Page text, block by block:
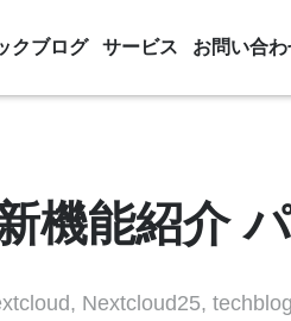
クブログ サービス お問い合わ
機能紹介
, Nextcloud25, techblog